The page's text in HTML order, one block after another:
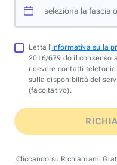
seleziona la fascia
Letta l'informativa sulla
2016/679 do il consenso
ricevere contatti
sulla disponibilità del
(facoltativo).
Cliccando su Richiamami